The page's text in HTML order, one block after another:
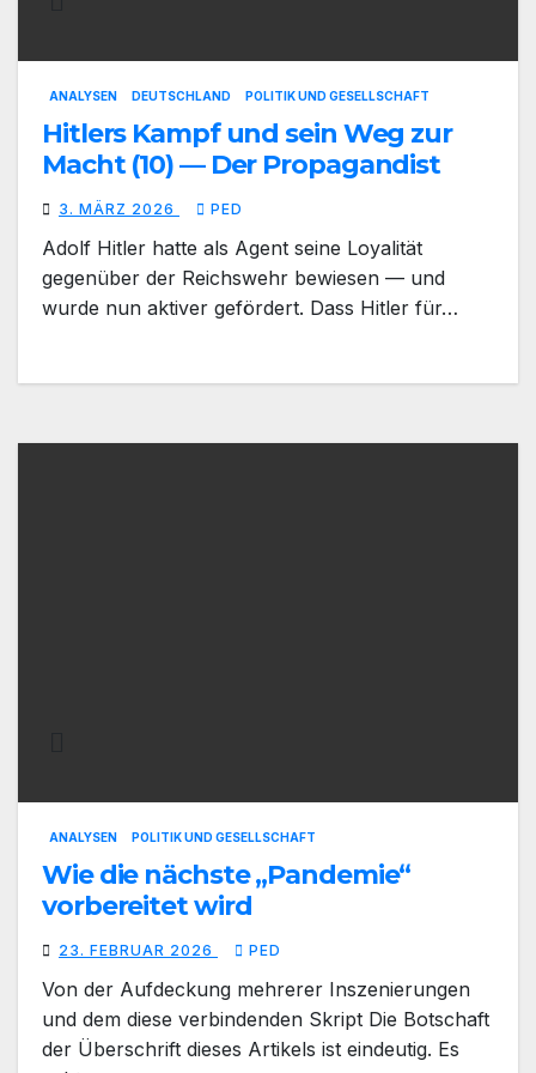
ANALYSEN DEUTSCHLAND POLITIK UND GESELLSCHAFT
Hitlers Kampf und sein Weg zur
Macht (10) — Der Propagandist
3. MÄRZ 2026 PED
Adolf Hitler hatte als Agent seine Loyalität
gegenüber der Reichswehr bewiesen — und
wurde nun aktiver gefördert. Dass Hitler für…
ANALYSEN POLITIK UND GESELLSCHAFT
Wie die nächste „Pandemie“
vorbereitet wird
23. FEBRUAR 2026 PED
Von der Aufdeckung mehrerer Inszenierungen
und dem diese verbindenden Skript Die Botschaft
der Überschrift dieses Artikels ist eindeutig. Es